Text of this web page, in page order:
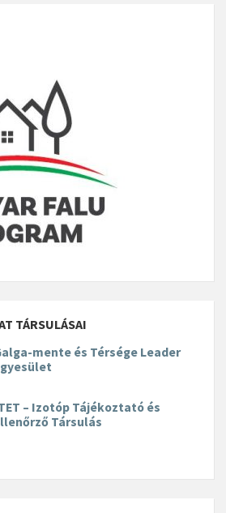
TÁRSULÁSAI
mente és Térsége Leader
– Izotóp Tájékoztató és
Társulás